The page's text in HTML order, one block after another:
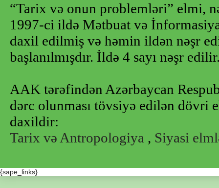
“Tarix və onun problemləri” elmi,
1997-ci ildə Mətbuat və
daxil edilmiş və həmin ildən nəşr
başlanılmışdır. İldə 4 sayı nəşr
AAK tərəfindən Azərbaycan
dərc olunması tövsiyə edilən dövri
daxildir:
Tarix və Antropologiya , Siyasi
{sape_links}